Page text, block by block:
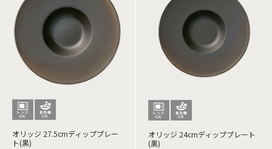
オリッジ 27.5cmディッププレー
ト(黒)
オリッジ 24cmディッププレート
(黒)